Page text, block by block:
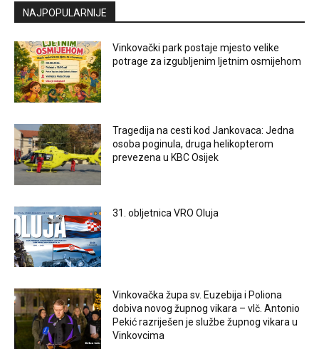
NAJPOPULARNIJE
Vinkovački park postaje mjesto velike
potrage za izgubljenim ljetnim osmijehom
Tragedija na cesti kod Jankovaca: Jedna
osoba poginula, druga helikopterom
prevezena u KBC Osijek
31. obljetnica VRO Oluja
Vinkovačka župa sv. Euzebija i Poliona
dobiva novog župnog vikara – vlč. Antonio
Pekić razriješen je službe župnog vikara u
Vinkovcima